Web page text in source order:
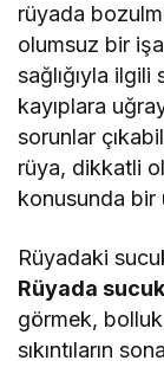
rüyada
olumsuz bir
sağlığıyla
kayıplara
sorunlar
rüya, dikkatli
konusunda bir
Rüyadaki
Rüyada
görmek,
sıkıntıların